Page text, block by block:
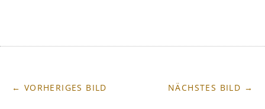
← VORHERIGES BILD NÄCHSTES BILD →